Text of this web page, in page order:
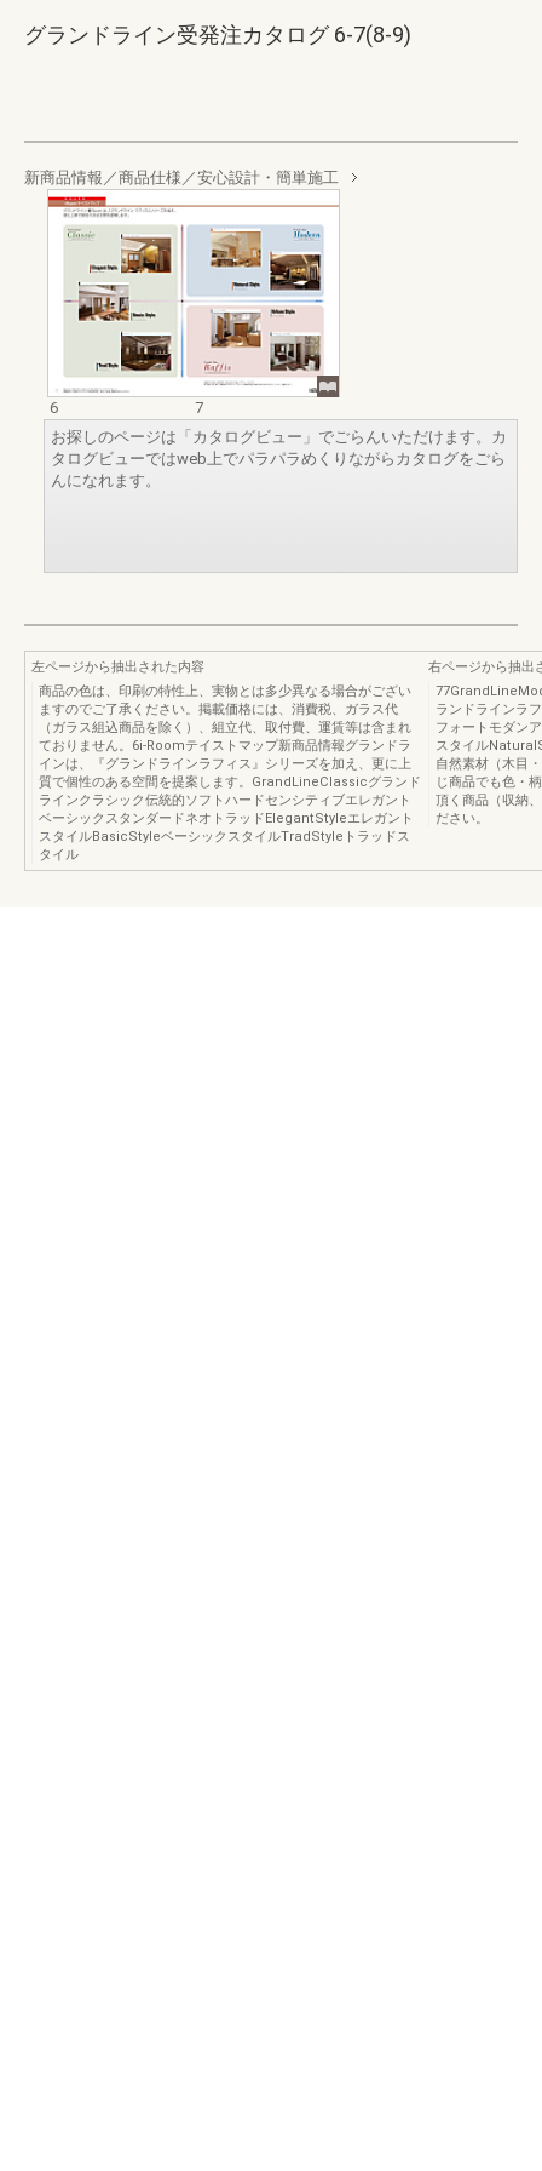
グランドライン受発注カタログ 6-7(8-9)
新商品情報／商品仕様／安心設計・簡単施工
6
7
お探しのページは「カタログビュー」でごらんいただけます。カ
タログビューではweb上でパラパラめくりながらカタログをごら
んになれます。
左ページから抽出された内容
商品の色は、印刷の特性上、実物とは多少異なる場合がござい
ますのでご了承ください。掲載価格には、消費税、ガラス代
（ガラス組込商品を除く）、組立代、取付費、運賃等は含まれ
ておりません。6i-Roomテイストマップ新商品情報グランドラ
インは、『グランドラインラフィス』シリーズを加え、更に上
質で個性のある空間を提案します。GrandLineClassicグランド
ラインクラシック伝統的ソフトハードセンシティブエレガント
ベーシックスタンダードネオトラッドElegantStyleエレガント
スタイルBasicStyleベーシックスタイルTradStyleトラッドス
タイル
右ページから抽出
ランドラインラ
フォートモダン
スタイル
自然素材（木目
じ商品でも色・
頂く商品（収納
ださい。